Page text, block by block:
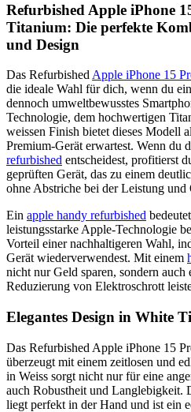
Refurbished Apple iPhone
Titanium: Die perfekte
und Design
Das Refurbished Apple iPhone 15
die ideale Wahl für dich, wenn du
dennoch umweltbewusstes
Technologie, dem hochwertigen
weissen Finish bietet dieses Modell
Premium-Gerät erwartest. Wenn du
refurbished entscheidest, profitierst
geprüften Gerät, das zu einem
ohne Abstriche bei der Leistung und
Ein apple handy refurbished
leistungsstarke Apple-Technologie
Vorteil einer nachhaltigeren Wahl,
Gerät wiederverwendest. Mit einem
nicht nur Geld sparen, sondern
Reduzierung von Elektroschrott
Elegantes Design in White
Das Refurbished Apple iPhone 15
überzeugt mit einem zeitlosen und
in Weiss sorgt nicht nur für eine
auch Robustheit und Langlebigkeit.
liegt perfekt in der Hand und ist ein